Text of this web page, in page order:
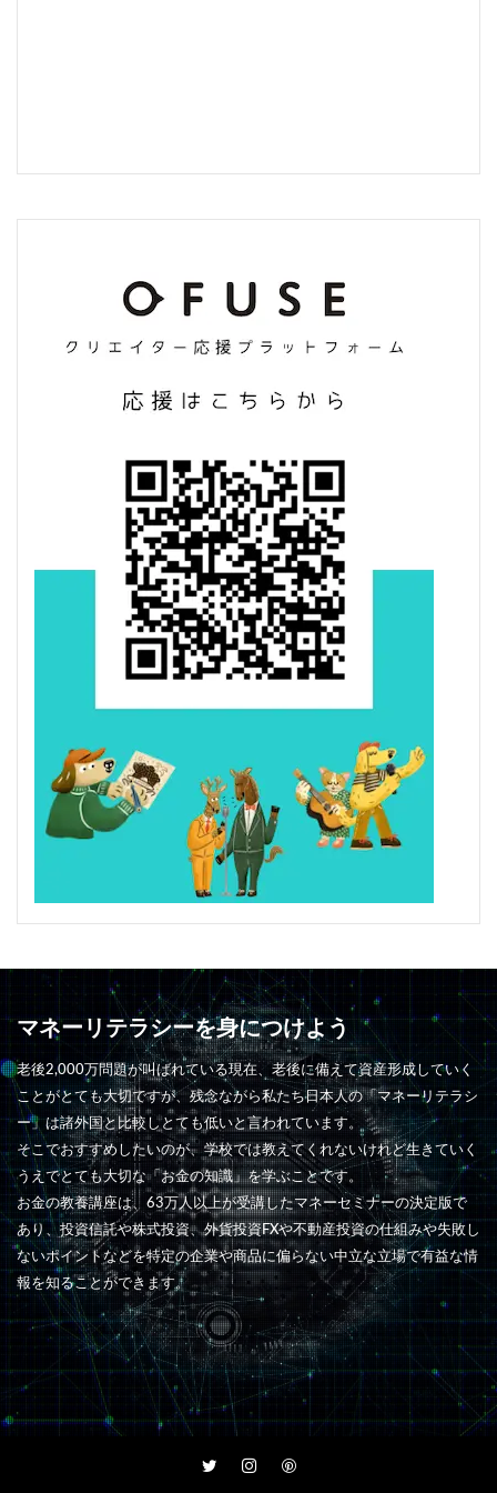
マネーリテラシーを身につけよう
老後2,000万問題が叫ばれている現在、老後に備えて資産形成していく
ことがとても大切ですが、残念ながら私たち日本人の「マネーリテラシ
ー」は諸外国と比較しとても低いと言われています。
そこでおすすめしたいのが、学校では教えてくれないけれど生きていく
うえでとても大切な「お金の知識」を学ぶことです。
お金の教養講座は、63万人以上が受講したマネーセミナーの決定版で
あり、投資信託や株式投資、外貨投資FXや不動産投資の仕組みや失敗し
ないポイントなどを特定の企業や商品に偏らない中立な立場で有益な情
報を知ることができます。